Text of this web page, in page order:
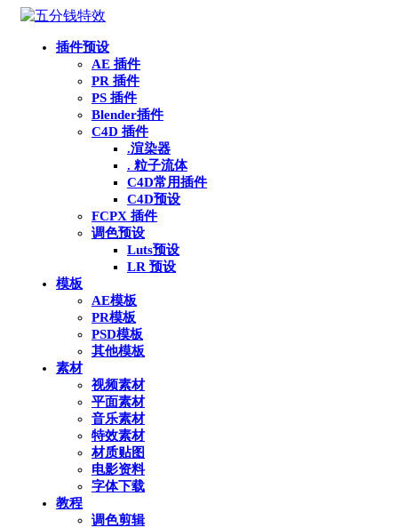
插件预设
AE 插件
PR 插件
PS 插件
Blender插件
C4D 插件
.渲染器
. 粒子流体
C4D常用插件
C4D预设
FCPX 插件
调色预设
Luts预设
LR 预设
模板
AE模板
PR模板
PSD模板
其他模板
素材
视频素材
平面素材
音乐素材
特效素材
材质贴图
电影资料
字体下载
教程
调色剪辑